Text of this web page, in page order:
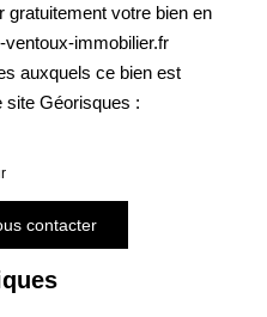
votre bien en
immobilier.fr
auxquels ce bien est
site Géorisques :
contacter